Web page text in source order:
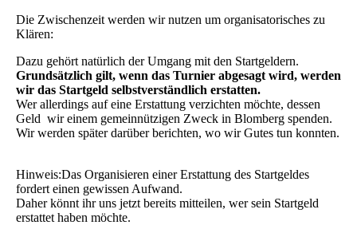
Die Zwischenzeit werden wir nutzen um organisatorisches zu
Klären:
Dazu gehört natürlich der Umgang mit den Startgeldern.
Grundsätzlich gilt, wenn das Turnier abgesagt wird, werden
wir das Startgeld selbstverständlich erstatten.
Wer allerdings auf eine Erstattung verzichten möchte, dessen
Geld wir einem gemeinnützigen Zweck in Blomberg spenden.
Wir werden später darüber berichten, wo wir Gutes tun konnten.
Hinweis:Das Organisieren einer Erstattung des Startgeldes
fordert einen gewissen Aufwand.
Daher könnt ihr uns jetzt bereits mitteilen, wer sein Startgeld
erstattet haben möchte.